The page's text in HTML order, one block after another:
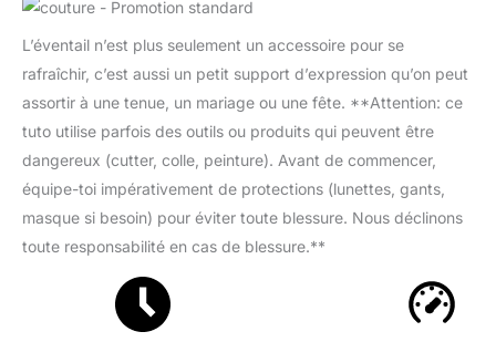
L’éventail n’est plus seulement un accessoire pour se
rafraîchir, c’est aussi un petit support d’expression qu’on peut
assortir à une tenue, un mariage ou une fête. **Attention: ce
tuto utilise parfois des outils ou produits qui peuvent être
dangereux (cutter, colle, peinture). Avant de commencer,
équipe-toi impérativement de protections (lunettes, gants,
masque si besoin) pour éviter toute blessure. Nous déclinons
toute responsabilité en cas de blessure.**